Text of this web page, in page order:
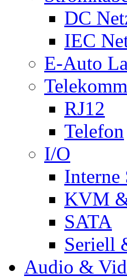
DC
IEC
E-Auto
RJ12
Telefon
I/O
Interne
KVM
SATA
Seriell
Audio &